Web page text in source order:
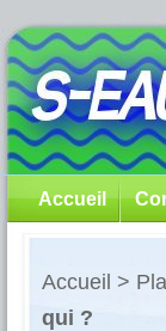
Accueil
Accueil >
qui ?